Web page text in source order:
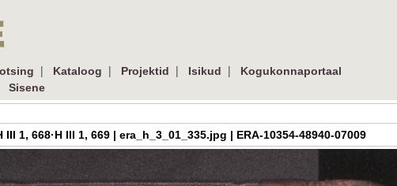
| Kataloog | Projektid | Isikud |
Kogukonnaportaal
Sisene
1, 668·H III 1, 669 | era_h_3_01_335.jpg | ERA-10354-48940-07009